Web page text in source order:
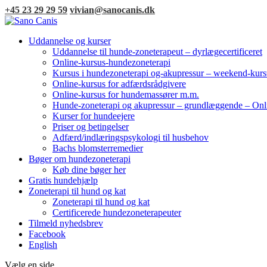
+45 23 29 29 59 vivian@sanocanis.dk
Uddannelse og kurser
Uddannelse til hunde-zoneterapeut – dyrlægecertificeret
Online-kursus-hundezoneterapi
Kursus i hundezoneterapi og-akupressur – weekend-
Online-kursus for adfærdsrådgivere
Online-kursus for hundemassører m.m.
Hunde-zoneterapi og akupressur – grundlæggende –
Kurser for hundeejere
Priser og betingelser
Adfærd/indlæringspsykologi til husbehov
Bachs blomsterremedier
Bøger om hundezoneterapi
Køb dine bøger her
Gratis hundehjælp
Zoneterapi til hund og kat
Zoneterapi til hund og kat
Certificerede hundezoneterapeuter
Tilmeld nyhedsbrev
Facebook
English
Vælg en side